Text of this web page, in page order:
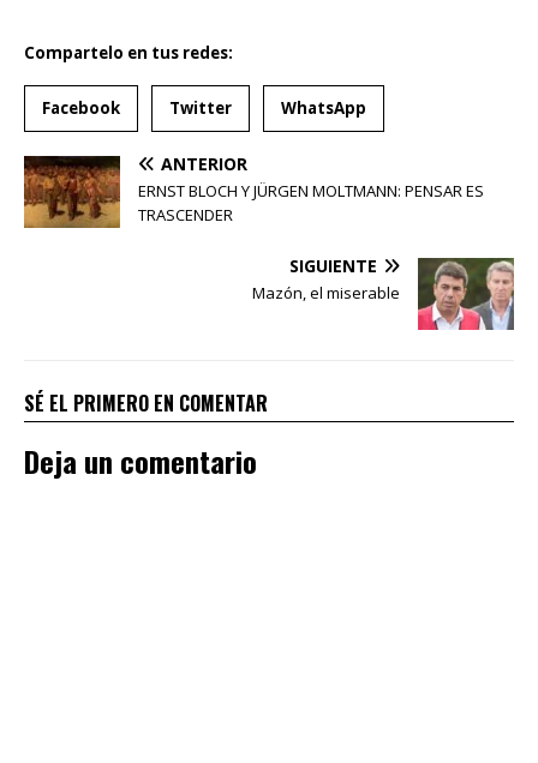
Compartelo en tus redes:
Facebook Twitter WhatsApp
ANTERIOR
ERNST BLOCH Y JÜRGEN MOLTMANN: PENSAR ES
TRASCENDER
SIGUIENTE
Mazón, el miserable
SÉ EL PRIMERO EN COMENTAR
Deja un comentario